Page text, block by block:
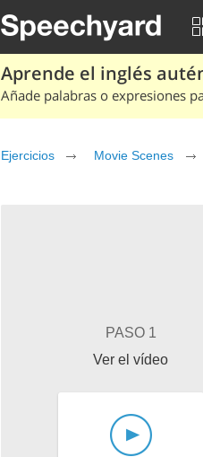
Aprende el inglés
Añade palabras o expresiones
Ejercicios Movie Scenes
PASO 1
Ver el vídeo